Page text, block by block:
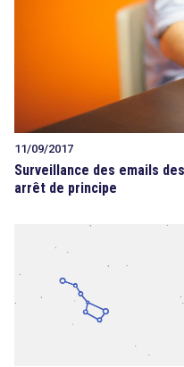
11/09/2017
Surveillance des emails
arrêt de principe